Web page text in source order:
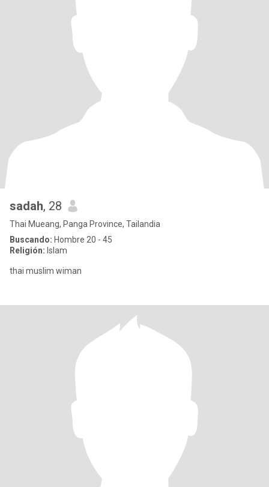
sadah, 28
Thai Mueang, Panga Province, Tailandia
Buscando: Hombre 20 - 45
Religión: Islam
thai muslim wiman